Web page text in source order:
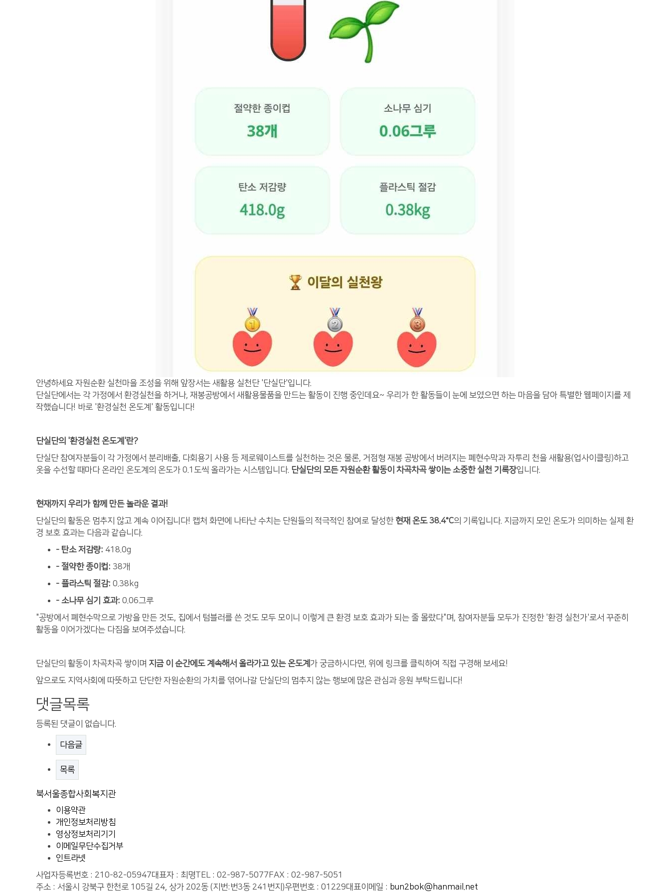
안녕하세요 자원순환 실천마을 조성을 위해 앞장서는 새활용 실천단 '단실단'입니다.
단실단에서는 각 가정에서 환경실천을 하거나, 재봉공방에서 새활용물품을 만드는 활동이 진행 중인데요~ 우리가 한 활동들이 눈에 보였으면 하는 마음을 담아 특별한 웹페이지를 제
작했습니다! 바로 '환경실천 온도계' 활동입니다!
단실단의 '환경실천 온도계'란?
단실단 참여자분들이 각 가정에서 분리배출, 다회용기 사용 등 제로웨이스트를 실천하는 것은 물론, 거점형 재봉 공방에서 버려지는 폐현수막과 자투리 천을 새활용(업사이클링)하고
옷을 수선할 때마다 온라인 온도계의 온도가 0.1도씩 올라가는 시스템입니다. 단실단의 모든 자원순환 활동이 차곡차곡 쌓이는 소중한 실천 기록장입니다.
현재까지 우리가 함께 만든 놀라운 결과!
단실단의 활동은 멈추지 않고 계속 이어집니다! 캡처 화면에 나타난 수치는 단원들의 적극적인 참여로 달성한 현재 온도 38.4°C의 기록입니다. 지금까지 모인 온도가 의미하는 실제 환
경 보호 효과는 다음과 같습니다.
- 탄소 저감량: 418.0g
- 절약한 종이컵: 38개
- 플라스틱 절감: 0.38kg
- 소나무 심기 효과: 0.06그루
"공방에서 폐현수막으로 가방을 만든 것도, 집에서 텀블러를 쓴 것도 모두 모이니 이렇게 큰 환경 보호 효과가 되는 줄 몰랐다"며, 참여자분들 모두가 진정한 '환경 실천가'로서 꾸준히
활동을 이어가겠다는 다짐을 보여주셨습니다.
단실단의 활동이 차곡차곡 쌓이며 지금 이 순간에도 계속해서 올라가고 있는 온도계 가 궁금하시다면, 위에 링크를 클릭하여 직접 구경해 보세요!
앞으로도 지역사회에 따뜻하고 단단한 자원순환의 가치를 엮어나갈 단실단의 멈추지 않는 행보에 많은 관심과 응원 부탁드립니다!
댓글목록
등록된 댓글이 없습니다.
다음글
목록
북서울종합사회복지관
이용약관
개인정보처리방침
영상정보처리기기
이메일무단수집거부
인트라넷
사업자등록번호 : 210-82-05947대표자 : 최명TEL : 02-987-5077 FAX : 02-987-5051
주소 : 서울시 강북구 한천로 105길 24, 상가 202동 (지번:번3동 241번지)우편번호 : 01229대표이메일 : bun2bok@hanmail.net